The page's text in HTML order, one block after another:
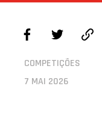
COMPETIÇÕES
7 MAI 2026